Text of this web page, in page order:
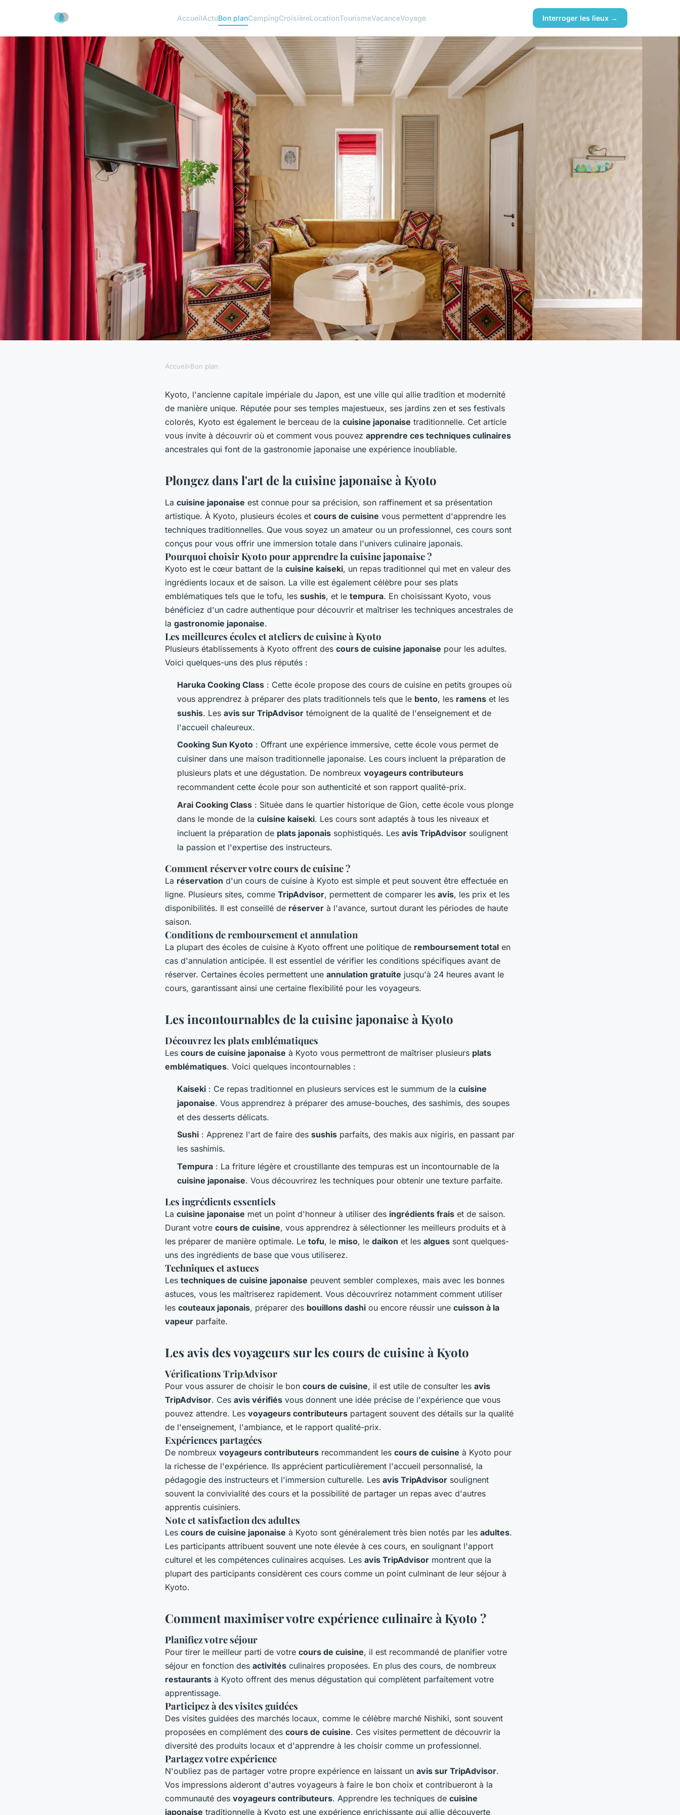
AccueilActuBon planCampingCroisièreLocationTourismeVacanceVoyage Interroger les lieux →
Où apprendre les techniques de
cuisine japonaise traditionnelle à
Accueil›Bon plan
Kyoto, l'ancienne capitale impériale du Japon, est une ville qui allie tradition et modernité
de manière unique. Réputée pour ses temples majestueux, ses jardins zen et ses festivals
colorés, Kyoto est également le berceau de la cuisine japonaise traditionnelle. Cet article
vous invite à découvrir où et comment vous pouvez apprendre ces techniques culinaires
ancestrales qui font de la gastronomie japonaise une expérience inoubliable.
Plongez dans l'art de la cuisine japonaise à Kyoto
La cuisine japonaise est connue pour sa précision, son raffinement et sa présentation
artistique. À Kyoto, plusieurs écoles et cours de cuisine vous permettent d'apprendre les
techniques traditionnelles. Que vous soyez un amateur ou un professionnel, ces cours sont
conçus pour vous offrir une immersion totale dans l'univers culinaire japonais.
Pourquoi choisir Kyoto pour apprendre la cuisine japonaise ?
Kyoto est le cœur battant de la cuisine kaiseki, un repas traditionnel qui met en valeur des
ingrédients locaux et de saison. La ville est également célèbre pour ses plats
emblématiques tels que le tofu, les sushis, et le tempura. En choisissant Kyoto, vous
bénéficiez d'un cadre authentique pour découvrir et maîtriser les techniques ancestrales de
la gastronomie japonaise.
Les meilleures écoles et ateliers de cuisine à Kyoto
Plusieurs établissements à Kyoto offrent des cours de cuisine japonaise pour les adultes.
Voici quelques-uns des plus réputés :
Haruka Cooking Class : Cette école propose des cours de cuisine en petits groupes où
vous apprendrez à préparer des plats traditionnels tels que le bento, les ramens et les
sushis. Les avis sur TripAdvisor témoignent de la qualité de l'enseignement et de
l'accueil chaleureux.
Cooking Sun Kyoto : Offrant une expérience immersive, cette école vous permet de
cuisiner dans une maison traditionnelle japonaise. Les cours incluent la préparation de
plusieurs plats et une dégustation. De nombreux voyageurs contributeurs
recommandent cette école pour son authenticité et son rapport qualité-prix.
Arai Cooking Class : Située dans le quartier historique de Gion, cette école vous plonge
dans le monde de la cuisine kaiseki. Les cours sont adaptés à tous les niveaux et
incluent la préparation de plats japonais sophistiqués. Les avis TripAdvisor soulignent
la passion et l'expertise des instructeurs.
Comment réserver votre cours de cuisine ?
La réservation d'un cours de cuisine à Kyoto est simple et peut souvent être effectuée en
ligne. Plusieurs sites, comme TripAdvisor, permettent de comparer les avis, les prix et les
disponibilités. Il est conseillé de réserver à l'avance, surtout durant les périodes de haute
saison.
Conditions de remboursement et annulation
La plupart des écoles de cuisine à Kyoto offrent une politique de remboursement total en
cas d'annulation anticipée. Il est essentiel de vérifier les conditions spécifiques avant de
réserver. Certaines écoles permettent une annulation gratuite jusqu'à 24 heures avant le
cours, garantissant ainsi une certaine flexibilité pour les voyageurs.
Les incontournables de la cuisine japonaise à Kyoto
Découvrez les plats emblématiques
Les cours de cuisine japonaise à Kyoto vous permettront de maîtriser plusieurs plats
emblématiques. Voici quelques incontournables :
Kaiseki : Ce repas traditionnel en plusieurs services est le summum de la cuisine
japonaise. Vous apprendrez à préparer des amuse-bouches, des sashimis, des soupes
et des desserts délicats.
Sushi : Apprenez l'art de faire des sushis parfaits, des makis aux nigiris, en passant par
les sashimis.
Tempura : La friture légère et croustillante des tempuras est un incontournable de la
cuisine japonaise. Vous découvrirez les techniques pour obtenir une texture parfaite.
Les ingrédients essentiels
La cuisine japonaise met un point d'honneur à utiliser des ingrédients frais et de saison.
Durant votre cours de cuisine, vous apprendrez à sélectionner les meilleurs produits et à
les préparer de manière optimale. Le tofu, le miso, le daikon et les algues sont quelques-
uns des ingrédients de base que vous utiliserez.
Techniques et astuces
Les techniques de cuisine japonaise peuvent sembler complexes, mais avec les bonnes
astuces, vous les maîtriserez rapidement. Vous découvrirez notamment comment utiliser
les couteaux japonais, préparer des bouillons dashi ou encore réussir une cuisson à la
vapeur parfaite.
Les avis des voyageurs sur les cours de cuisine à Kyoto
Vérifications TripAdvisor
Pour vous assurer de choisir le bon cours de cuisine, il est utile de consulter les avis
TripAdvisor. Ces avis vérifiés vous donnent une idée précise de l'expérience que vous
pouvez attendre. Les voyageurs contributeurs partagent souvent des détails sur la qualité
de l'enseignement, l'ambiance, et le rapport qualité-prix.
Expériences partagées
De nombreux voyageurs contributeurs recommandent les cours de cuisine à Kyoto pour
la richesse de l'expérience. Ils apprécient particulièrement l'accueil personnalisé, la
pédagogie des instructeurs et l'immersion culturelle. Les avis TripAdvisor soulignent
souvent la convivialité des cours et la possibilité de partager un repas avec d'autres
apprentis cuisiniers.
Note et satisfaction des adultes
Les cours de cuisine japonaise à Kyoto sont généralement très bien notés par les adultes.
Les participants attribuent souvent une note élevée à ces cours, en soulignant l'apport
culturel et les compétences culinaires acquises. Les avis TripAdvisor montrent que la
plupart des participants considèrent ces cours comme un point culminant de leur séjour à
Kyoto.
Comment maximiser votre expérience culinaire à Kyoto ?
Planifiez votre séjour
Pour tirer le meilleur parti de votre cours de cuisine, il est recommandé de planifier votre
séjour en fonction des activités culinaires proposées. En plus des cours, de nombreux
restaurants à Kyoto offrent des menus dégustation qui complètent parfaitement votre
apprentissage.
Participez à des visites guidées
Des visites guidées des marchés locaux, comme le célèbre marché Nishiki, sont souvent
proposées en complément des cours de cuisine. Ces visites permettent de découvrir la
diversité des produits locaux et d'apprendre à les choisir comme un professionnel.
Partagez votre expérience
N'oubliez pas de partager votre propre expérience en laissant un avis sur TripAdvisor.
Vos impressions aideront d'autres voyageurs à faire le bon choix et contribueront à la
communauté des voyageurs contributeurs. Apprendre les techniques de cuisine
japonaise traditionnelle à Kyoto est une expérience enrichissante qui allie découverte